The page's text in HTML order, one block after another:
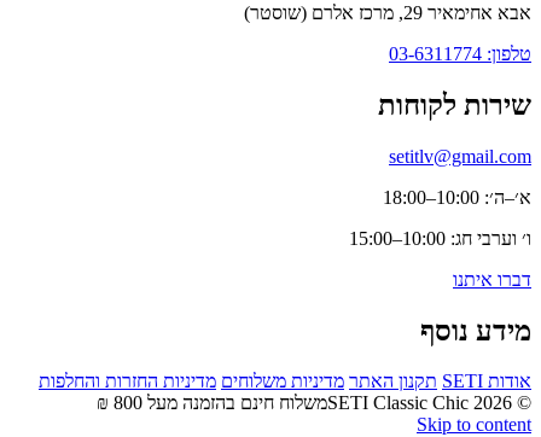
אבא אחימאיר 29, מרכז אלרם (שוסטר)
טלפון: 03-6311774
שירות לקוחות
setitlv@gmail.com
א׳–ה׳: 10:00–18:00
ו׳ וערבי חג: 10:00–15:00
דברו איתנו
מידע נוסף
אודות SETI תקנון האתר מדיניות משלוחים מדיניות החזרות והחלפות
© 2026 SETI Classic Chic
משלוח חינם בהזמנה מעל 800 ₪
Skip to content